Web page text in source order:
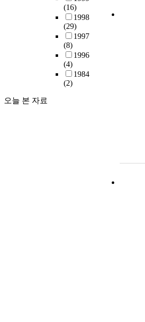
(16)
1998
(29)
1997
(8)
1996
(4)
1984
(2)
오늘 본 자료